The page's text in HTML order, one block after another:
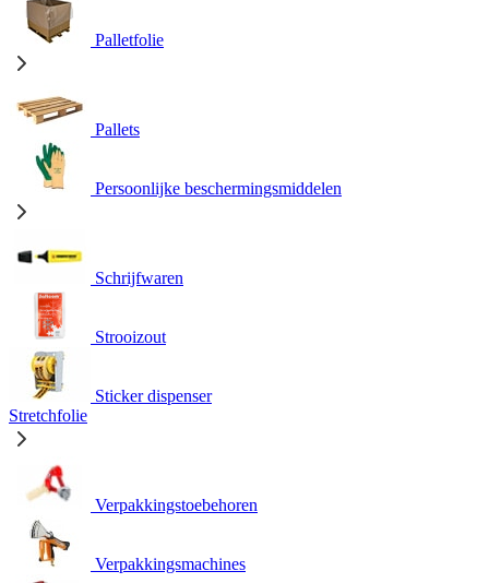
Palletfolie
Pallets
Persoonlijke beschermingsmiddelen
Schrijfwaren
Strooizout
Sticker dispenser
Stretchfolie
Verpakkingstoebehoren
Verpakkingsmachines